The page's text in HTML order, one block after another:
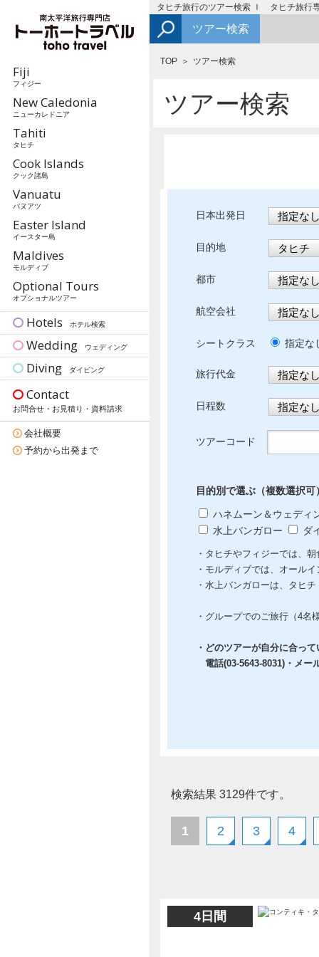
Fiji
フィジー
New Caledonia
ニューカレドニア
Tahiti
タヒチ
Cook Islands
クック諸島
Vanuatu
バヌアツ
Easter Island
イースター島
Maldives
モルディブ
Optional Tours
オプショナルツアー
Hotels ホテル検索
Wedding ウェディング
Diving ダイビング
Contact
お問合せ・お見積り・資料請求
会社概要
予約から出発まで
タヒチ旅行のツアー検索 ｌ タヒチ旅行
ツアー検索
TOP ツアー検索
ツアー検索
日本出発日
目的地
都市
航空会社
シートクラス 指定
旅行代金
日程数
ツアーコード
目的別で選ぶ（複数選択可
ハネムーン＆ウェディ
水上バンガロー
ダ
・タヒチやフィジーでは、
・モルディブでは、オール
・水上バンガローは、タヒ
・グループでのご旅行（4名
・どのツアーが自分に合っ
電話(03-5643-8031)・メー
検索結果 3129件です。
1 2 3 4
4日間